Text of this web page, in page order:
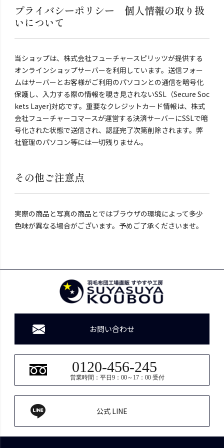
プライバシーポリシー 個人情報の取り扱
いについて
当ショップは、株式会社フューチャースピリッツが提供する
オンラインショップサーバーを利用しています。送信フォー
ムはサーバーとお客様がご利用のパソコンとの通信を暗号化
保護し、入力する際の情報を覗き見されないSSL（Secure Soc
kets Layer)対応です。重要なクレジットカード情報は、株式
会社フューチャーコマースが運営する決済サーバーにSSLで暗
号化された状態で送信され、認証完了次第削除されます。弊
社管理のパソコン等には一切残りません。
その他ご注意点
実際の商品と写真の商品とではブラウザの環境によって多少
色味が異なる場合がございます。予めご了承くださいませ。
お問い合わせ
0120-456-245
営業時間：平日9：00～17：00 受付
公式 LINE